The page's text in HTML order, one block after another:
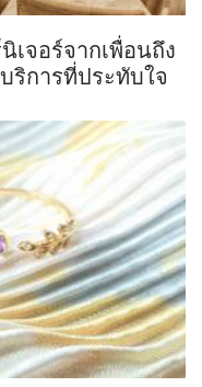
เจอร์จากเพื่อนถึง
ริการที่ประทับใจ